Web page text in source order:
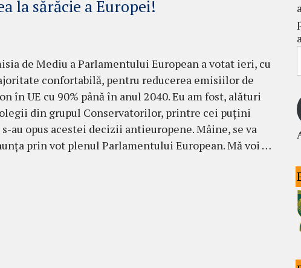
la sărăcie a Europei!
de Mediu a Parlamentului European a votat ieri, cu
confortabilă, pentru reducerea emisiilor de
în UE cu 90% până în anul 2040. Eu am fost, alături
din grupul Conservatorilor, printre cei puțini
s-au opus acestei decizii antieuropene. Mâine, se va
prin vot plenul Parlamentului European. Mă voi …